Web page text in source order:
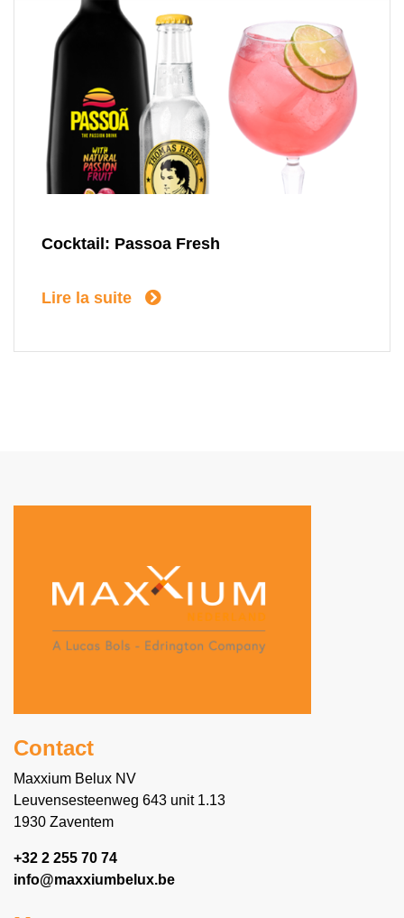
Cocktail: Passoa Fresh
Lire la suite
Contact
Maxxium Belux NV
Leuvensesteenweg 643 unit 1.13
1930 Zaventem
+32 2 255 70 74
info@maxxiumbelux.be